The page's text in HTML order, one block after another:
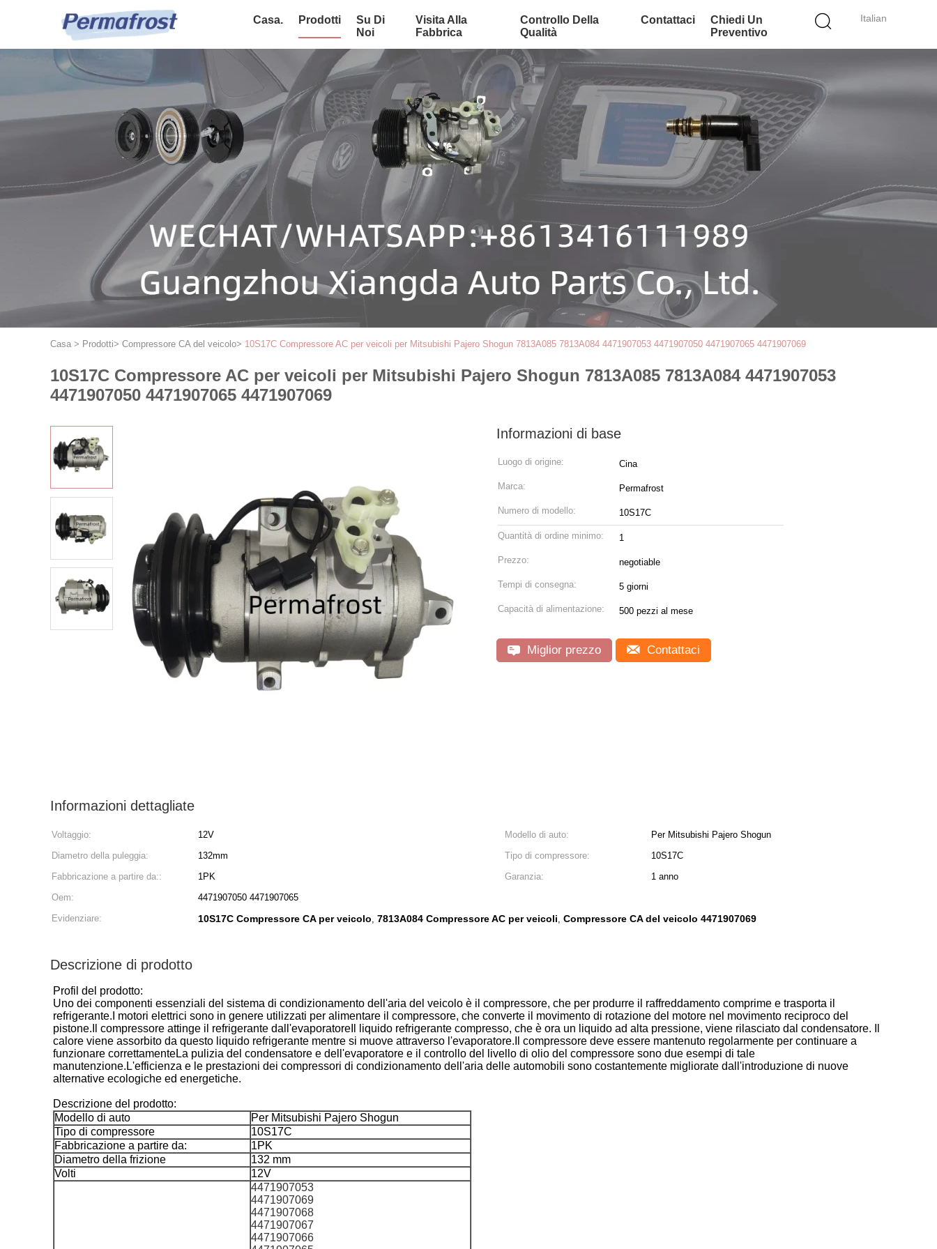
Italian
Casa. Prodotti
Su Di
Noi
Visita Alla
Fabbrica
Controllo Della
Qualità
Contattaci
Chiedi Un
Preventivo
Casa > Prodotti> Compressore CA del veicolo> 10S17C Compressore AC per veicoli per Mitsubishi Pajero Shogun 7813A085 7813A084 4471907053 4471907050 4471907065 4471907069
10S17C Compressore AC per veicoli per Mitsubishi Pajero Shogun 7813A085 7813A084 4471907053
4471907050 4471907065 4471907069
Informazioni di base
Luogo di origine: Cina
Marca: Permafrost
Numero di modello: 10S17C
Quantità di ordine minimo: 1
Prezzo: negotiable
Tempi di consegna: 5 giorni
Capacità di alimentazione: 500 pezzi al mese
Miglior prezzo Contattaci
Informazioni dettagliate
Voltaggio: 12V Modello di auto:
Per Mitsubishi Pajero Shogun
Diametro della puleggia:
132mm Tipo di compressore:
10S17C
Fabbricazione a partire da::
1PK Garanzia:
1 anno
Oem:
4471907050 4471907065
Evidenziare:
10S17C Compressore CA per veicolo, 7813A084 Compressore AC per veicoli, Compressore CA del veicolo 4471907069
Descrizione di prodotto
Profil del prodotto:
Uno dei componenti essenziali del sistema di condizionamento dell'aria del veicolo è il compressore, che per produrre il raffreddamento comprime e trasporta il
refrigerante.I motori elettrici sono in genere utilizzati per alimentare il compressore, che converte il movimento di rotazione del motore nel movimento reciproco del
pistone.Il compressore attinge il refrigerante dall'evaporatoreIl liquido refrigerante compresso, che è ora un liquido ad alta pressione, viene rilasciato dal condensatore. Il
calore viene assorbito da questo liquido refrigerante mentre si muove attraverso l'evaporatore.Il compressore deve essere mantenuto regolarmente per continuare a
funzionare correttamenteLa pulizia del condensatore e dell'evaporatore e il controllo del livello di olio del compressore sono due esempi di tale
manutenzione.L'efficienza e le prestazioni dei compressori di condizionamento dell'aria delle automobili sono costantemente migliorate dall'introduzione di nuove
alternative ecologiche ed energetiche.
Descrizione del prodotto:
Modello di auto
Per Mitsubishi Pajero Shogun
Tipo di compressore
10S17C
Fabbricazione a partire da:
1PK
Diametro della frizione
132 mm
Volti
12V
4471907053
4471907069
4471907068
4471907067
4471907066